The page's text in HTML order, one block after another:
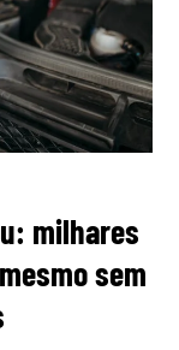
milhares
sem